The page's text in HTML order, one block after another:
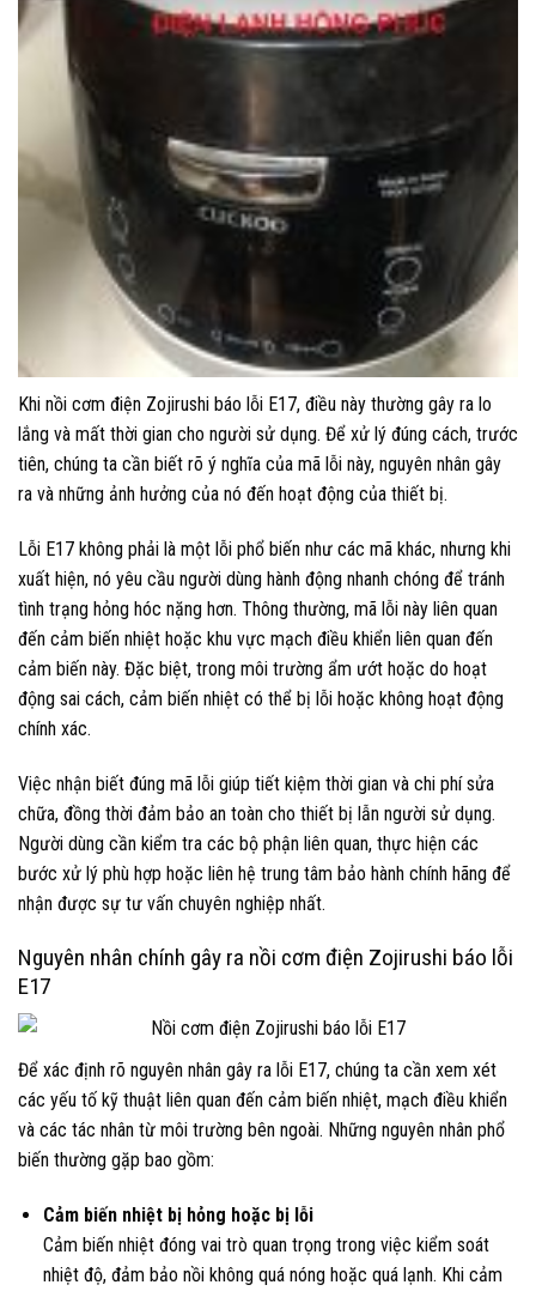
Khi nồi cơm điện Zojirushi báo lỗi E17, điều này thường gây ra lo
lắng và mất thời gian cho người sử dụng. Để xử lý đúng cách, trước
tiên, chúng ta cần biết rõ ý nghĩa của mã lỗi này, nguyên nhân gây
ra và những ảnh hưởng của nó đến hoạt động của thiết bị.
Lỗi E17 không phải là một lỗi phổ biến như các mã khác, nhưng khi
xuất hiện, nó yêu cầu người dùng hành động nhanh chóng để tránh
tình trạng hỏng hóc nặng hơn. Thông thường, mã lỗi này liên quan
đến cảm biến nhiệt hoặc khu vực mạch điều khiển liên quan đến
cảm biến này. Đặc biệt, trong môi trường ẩm ướt hoặc do hoạt
động sai cách, cảm biến nhiệt có thể bị lỗi hoặc không hoạt động
chính xác.
Việc nhận biết đúng mã lỗi giúp tiết kiệm thời gian và chi phí sửa
chữa, đồng thời đảm bảo an toàn cho thiết bị lẫn người sử dụng.
Người dùng cần kiểm tra các bộ phận liên quan, thực hiện các
bước xử lý phù hợp hoặc liên hệ trung tâm bảo hành chính hãng để
nhận được sự tư vấn chuyên nghiệp nhất.
Nguyên nhân chính gây ra nồi cơm điện Zojirushi báo lỗi
E17
Để xác định rõ nguyên nhân gây ra lỗi E17, chúng ta cần xem xét
các yếu tố kỹ thuật liên quan đến cảm biến nhiệt, mạch điều khiển
và các tác nhân từ môi trường bên ngoài. Những nguyên nhân phổ
biến thường gặp bao gồm:
Cảm biến nhiệt bị hỏng hoặc bị lỗi
Cảm biến nhiệt đóng vai trò quan trọng trong việc kiểm soát
nhiệt độ, đảm bảo nồi không quá nóng hoặc quá lạnh. Khi cảm